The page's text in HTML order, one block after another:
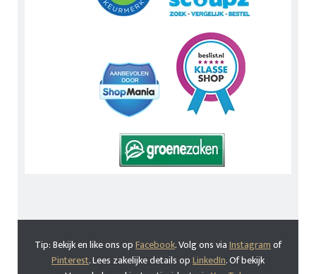
Tip: Bekijk en like ons opFacebook. Volg ons viaInstagramof
Pinterest. Lees zakelijke details opLinkedIn. Of bekijk